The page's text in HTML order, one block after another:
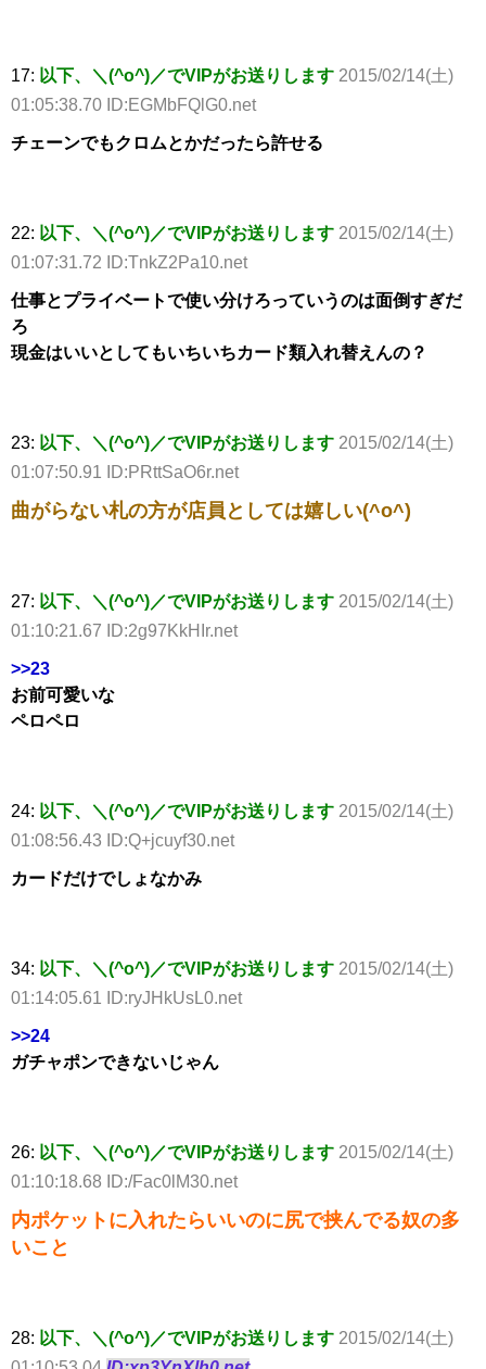
17: 以下、＼(^o^)／でVIPがお送りします 2015/02/14(土)
01:05:38.70 ID:EGMbFQlG0.net
チェーンでもクロムとかだったら許せる
22: 以下、＼(^o^)／でVIPがお送りします 2015/02/14(土)
01:07:31.72 ID:TnkZ2Pa10.net
仕事とプライベートで使い分けろっていうのは面倒すぎだ
ろ
現金はいいとしてもいちいちカード類入れ替えんの？
23: 以下、＼(^o^)／でVIPがお送りします 2015/02/14(土)
01:07:50.91 ID:PRttSaO6r.net
曲がらない札の方が店員としては嬉しい(^o^)
27: 以下、＼(^o^)／でVIPがお送りします 2015/02/14(土)
01:10:21.67 ID:2g97KkHIr.net
>>23
お前可愛いな
ペロペロ
24: 以下、＼(^o^)／でVIPがお送りします 2015/02/14(土)
01:08:56.43 ID:Q+jcuyf30.net
カードだけでしょなかみ
34: 以下、＼(^o^)／でVIPがお送りします 2015/02/14(土)
01:14:05.61 ID:ryJHkUsL0.net
>>24
ガチャポンできないじゃん
26: 以下、＼(^o^)／でVIPがお送りします 2015/02/14(土)
01:10:18.68 ID:/Fac0lM30.net
内ポケットに入れたらいいのに尻で挟んでる奴の多
いこと
28: 以下、＼(^o^)／でVIPがお送りします 2015/02/14(土)